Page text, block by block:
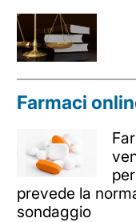
Farmaci
prevede la
sondaggio